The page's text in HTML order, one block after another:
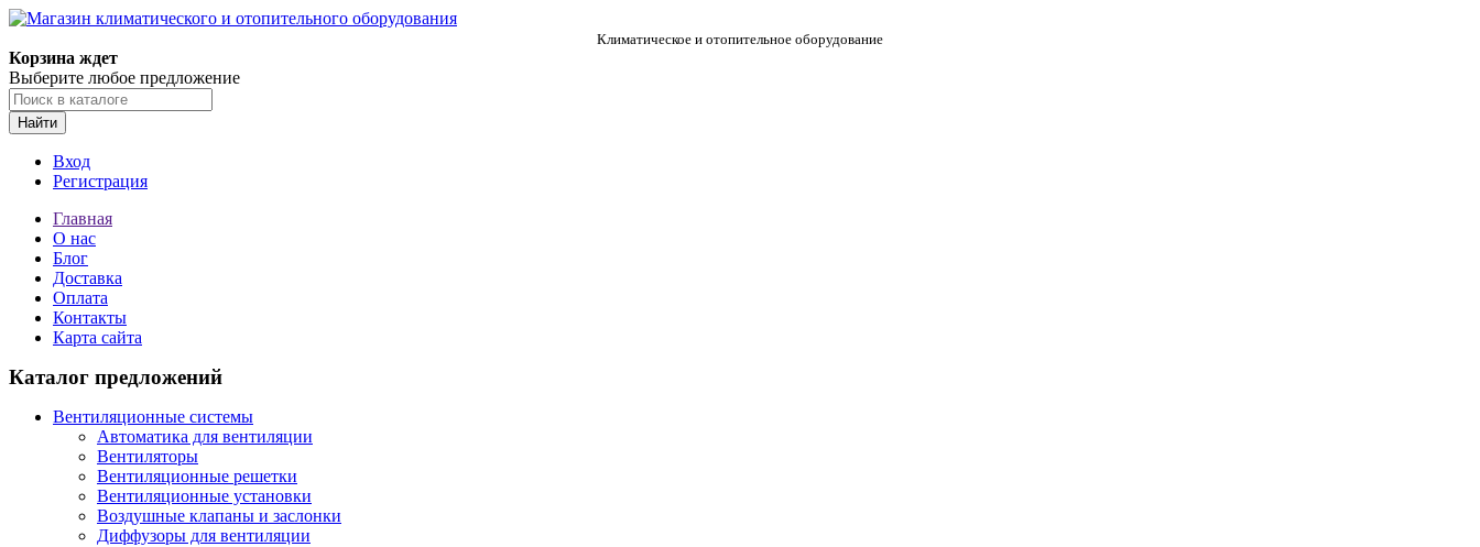
Климатическое и отопительное оборудование
Корзина ждет
Выберите любое предложение
Найти
Вход
Регистрация
Главная
О нас
Блог
Доставка
Оплата
Контакты
Карта сайта
Каталог предложений
Вентиляционные системы
Автоматика для вентиляции
Вентиляторы
Вентиляционные решетки
Вентиляционные установки
Воздушные клапаны и заслонки
Диффузоры для вентиляции